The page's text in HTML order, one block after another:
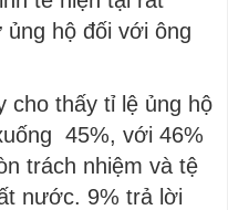
ủng hộ đối với ông
cho thấy tỉ lệ ủng hộ
45%, với 46%
trách nhiệm và tệ
nước. 9% trả lời